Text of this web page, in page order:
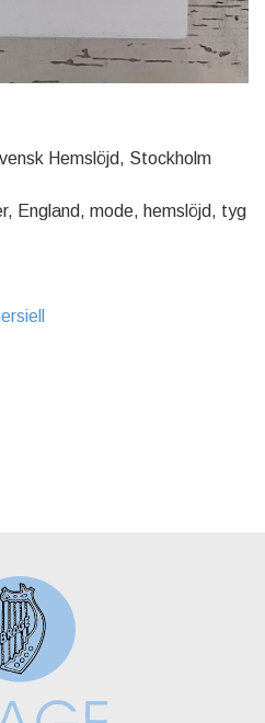
Hemslöjd, Stockholm
England, mode, hemslöjd, tyg